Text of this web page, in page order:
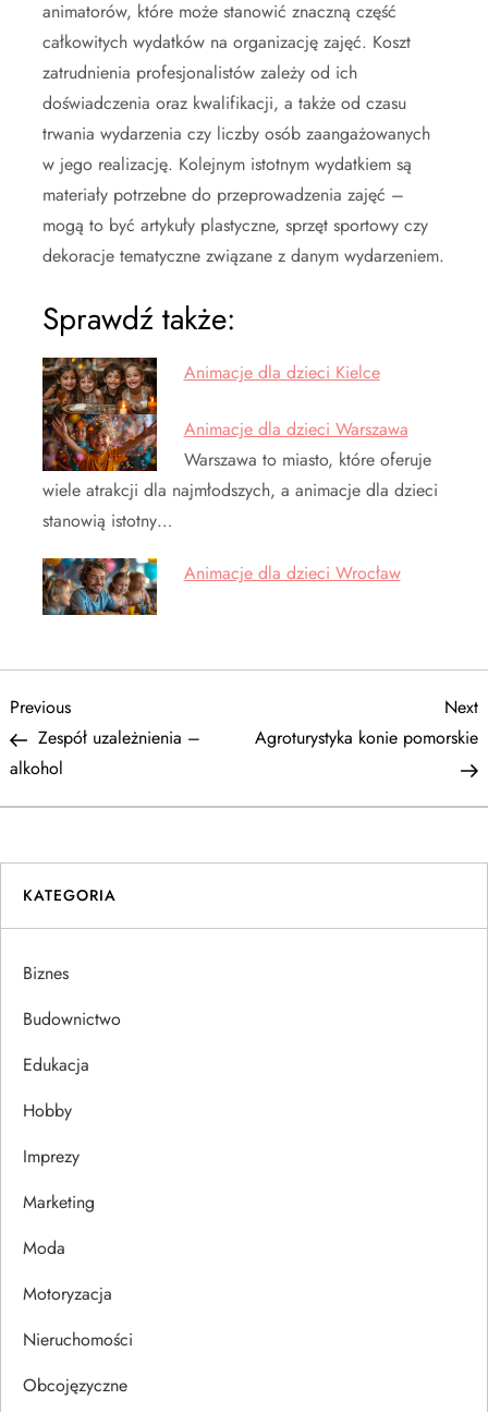
animatorów, które może stanowić znaczną część
całkowitych wydatków na organizację zajęć. Koszt
zatrudnienia profesjonalistów zależy od ich
doświadczenia oraz kwalifikacji, a także od czasu
trwania wydarzenia czy liczby osób zaangażowanych
w jego realizację. Kolejnym istotnym wydatkiem są
materiały potrzebne do przeprowadzenia zajęć –
mogą to być artykuły plastyczne, sprzęt sportowy czy
dekoracje tematyczne związane z danym wydarzeniem.
Sprawdź także:
Animacje dla dzieci Kielce
Animacje dla dzieci Warszawa
Warszawa to miasto, które oferuje
wiele atrakcji dla najmłodszych, a animacje dla dzieci
stanowią istotny…
Animacje dla dzieci Wrocław
N
a
w
i
g
a
c
a
w
p
u
Previous
Post
Previous
Zespół uzależnienia –
alkohol
Next
Agroturystyka konie pomorskie
KATEGORIA
Biznes
Budownictwo
Edukacja
Hobby
Imprezy
Marketing
Moda
Motoryzacja
Nieruchomości
Obcojęzyczne